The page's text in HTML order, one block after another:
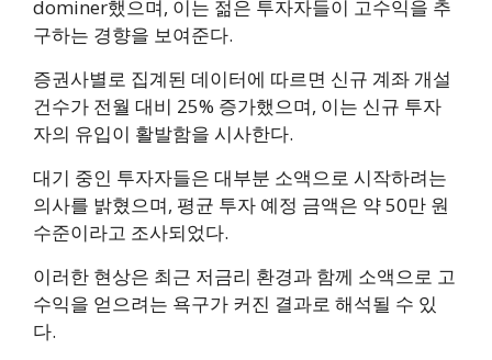
dominer했으며, 이는 젊은 투자자들이 고수익을 추
구하는 경향을 보여준다.
증권사별로 집계된 데이터에 따르면 신규 계좌 개설
건수가 전월 대비 25% 증가했으며, 이는 신규 투자
자의 유입이 활발함을 시사한다.
대기 중인 투자자들은 대부분 소액으로 시작하려는
의사를 밝혔으며, 평균 투자 예정 금액은 약 50만 원
수준이라고 조사되었다.
이러한 현상은 최근 저금리 환경과 함께 소액으로 고
수익을 얻으려는 욕구가 커진 결과로 해석될 수 있
다.